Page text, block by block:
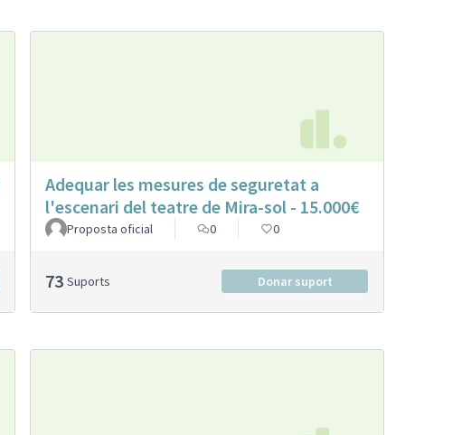
Adequar les mesures de seguretat a
l'escenari del teatre de Mira-sol - 15.000€
Proposta oficial 0 0
73 Suports Donar suport